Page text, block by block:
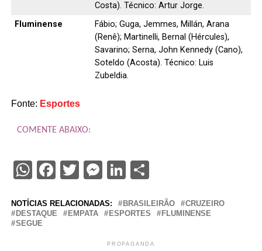
Costa). Técnico: Artur Jorge.
Fluminense
Fábio; Guga, Jemmes, Millán, Arana
(Renê); Martinelli, Bernal (Hércules),
Savarino; Serna, John Kennedy (Cano),
Soteldo (Acosta). Técnico: Luis
Zubeldia.
Fonte: Esportes
COMENTE ABAIXO:
WhatsApp
Facebook
TwitterMessenger
LinkedIn
NOTÍCIAS RELACIONADAS: BRASILEIRÃO
CRUZEIRO
DESTAQUE
EMPATA ESPORTES
FLUMINENSE
SEGUE
PROPAGANDA